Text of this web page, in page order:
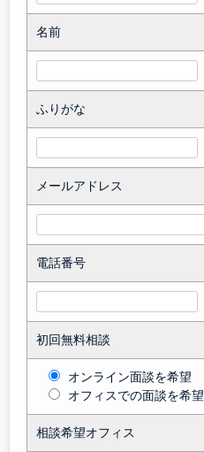
名前
ふりがな
メールアドレス
電話番号
初回無料相談
オンライン面談を希望
オフィスでの面談を希望
相談希望オフィス